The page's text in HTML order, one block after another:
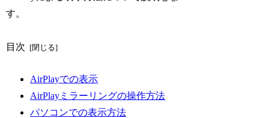
す。
目次
AirPlayでの表示
AirPlayミラーリングの操作方法
パソコンでの表示方法